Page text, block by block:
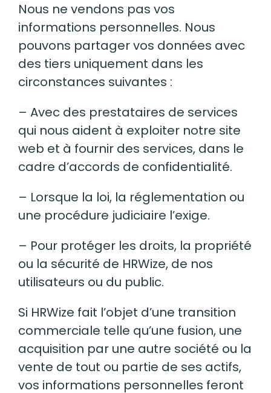
Nous ne vendons pas vos
informations personnelles. Nous
pouvons partager vos données avec
des tiers uniquement dans les
circonstances suivantes :
– Avec des prestataires de services
qui nous aident à exploiter notre site
web et à fournir des services, dans le
cadre d’accords de confidentialité.
– Lorsque la loi, la réglementation ou
une procédure judiciaire l’exige.
– Pour protéger les droits, la propriété
ou la sécurité de HRWize, de nos
utilisateurs ou du public.
Si HRWize fait l’objet d’une transition
commerciale telle qu’une fusion, une
acquisition par une autre société ou la
vente de tout ou partie de ses actifs,
vos informations personnelles feront